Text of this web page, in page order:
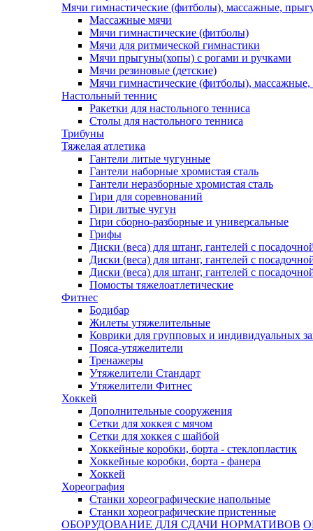
Мячи гимнастические (фитболы), массажные,
Массажные мячи
Мячи гимнастические (фитболы)
Мячи для ритмической гимнастики
Мячи прыгуны(хопы) с рогами и ручками
Мячи резиновые (детские)
Мячи гимнастические (фитболы),
Настольный теннис
Ракетки для настольного тенниса
Столы для настольного тенниса
Трибуны
Тяжелая атлетика
Гантели литые чугунные
Гантели наборные хромистая сталь
Гантели неразборные хромистая сталь
Гири для соревнований
Гири литые чугун
Гири сборно-разборные и универсальные
Грифы
Диски (веса) для штанг, гантелей с
Диски (веса) для штанг, гантелей с
Диски (веса) для штанг, гантелей с
Помосты тяжелоатлетические
Фитнес
Бодибар
Жилеты утяжелительные
Коврики для групповых и индивидуальных
Пояса-утяжелители
Тренажеры
Утяжелители Стандарт
Утяжелители Фитнес
Хоккей
Дополнительные сооружения
Сетки для хоккея с мячом
Сетки для хоккея с шайбой
Хоккейные коробки, борта - стеклопластик
Хоккейные коробки, борта - фанера
Хоккей
Хореография
Станки хореографические напольные
Станки хореографические пристенные
ОБОРУДОВАНИЕ ДЛЯ СДАЧИ НОРМАТИВОВ